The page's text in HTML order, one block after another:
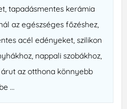
tapadásmentes kerámia
az egészséges főzéshez,
acél edényeket, szilikon
nappali szobákhoz,
az otthona könnyebb
...